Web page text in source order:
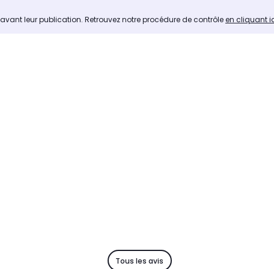
leur publication. Retrouvez notre procédure de contrôleen cliquant
Tous les avis